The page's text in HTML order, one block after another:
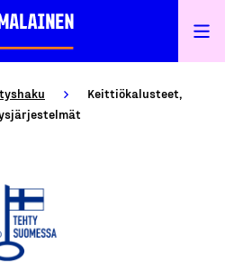
Keittiökalusteet,